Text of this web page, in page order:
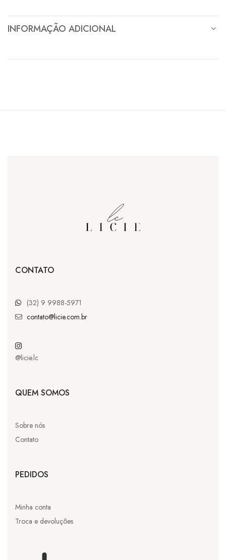
INFORMAÇÃO ADICIONAL
CONTATO
(32) 9 9988-5971
contato@licie.com.br
@licie.lc
QUEM SOMOS
Sobre nós
Contato
PEDIDOS
Minha conta
Troca e devoluções